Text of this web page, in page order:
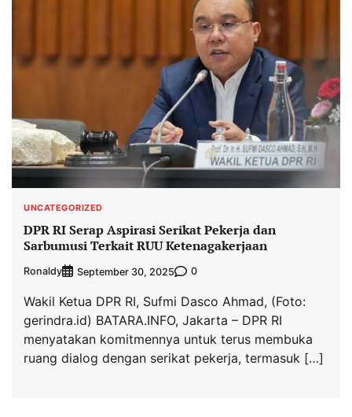
UNCATEGORIZED
DPR RI Serap Aspirasi Serikat Pekerja dan
Sarbumusi Terkait RUU Ketenagakerjaan
Ronaldy September 30, 2025 0
Wakil Ketua DPR RI, Sufmi Dasco Ahmad, (Foto:
gerindra.id) BATARA.INFO, Jakarta – DPR RI
menyatakan komitmennya untuk terus membuka
ruang dialog dengan serikat pekerja, termasuk […]